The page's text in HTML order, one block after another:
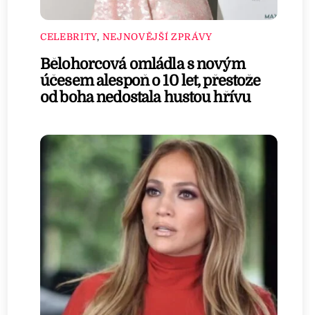
CELEBRITY, NEJNOVĚJŠÍ ZPRÁVY
Bělohorcová omládla s novým
účesem alespoň o 10 let, přestože
od boha nedostala hustou hřívu